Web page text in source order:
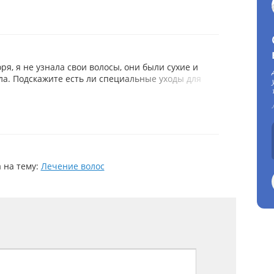
я не узнала свои волосы, они были сухие и
Подскажите есть ли специальные уходы для
тему: Лечение волос